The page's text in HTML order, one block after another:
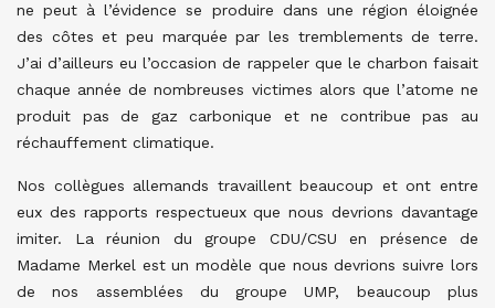
ne peut à l’évidence se produire dans une région éloignée
des côtes et peu marquée par les tremblements de terre.
J’ai d’ailleurs eu l’occasion de rappeler que le charbon faisait
chaque année de nombreuses victimes alors que l’atome ne
produit pas de gaz carbonique et ne contribue pas au
réchauffement climatique.
Nos collègues allemands travaillent beaucoup et ont entre
eux des rapports respectueux que nous devrions davantage
imiter. La réunion du groupe CDU/CSU en présence de
Madame Merkel est un modèle que nous devrions suivre lors
de nos assemblées du groupe UMP, beaucoup plus